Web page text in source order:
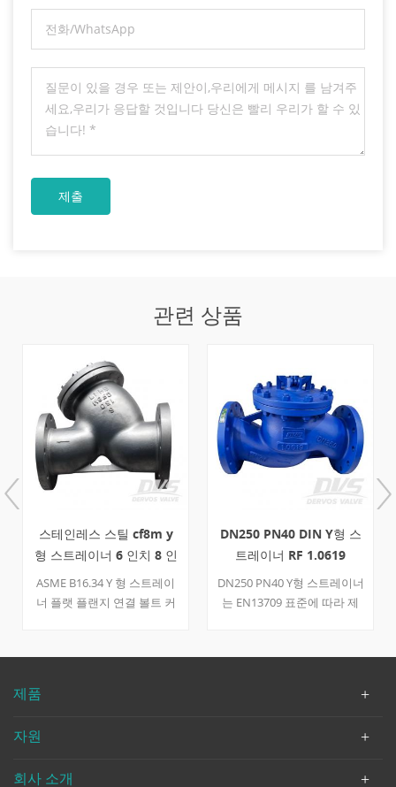
관련 상품
DN250 PN40 DIN Y형 스
트레이너 RF 1.0619
EN13709
DN250 PN40 Y형 스트레이너
는 EN13709 표준에 따라 제
습니다. Y형의 구조적 특징을
8" 150LB 주강 Y형 스트레
이너 RF CF3M ASME
B16.34
8" 150LB 스트레이너는
ASME B16.34 표준에 따라 만
유형의 구조적 특성을 가지고
제품
자원
회사 소개